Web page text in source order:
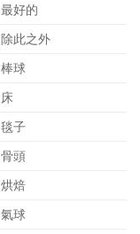
最好的
除此之外
棒球
床
毯子
骨頭
烘焙
氣球